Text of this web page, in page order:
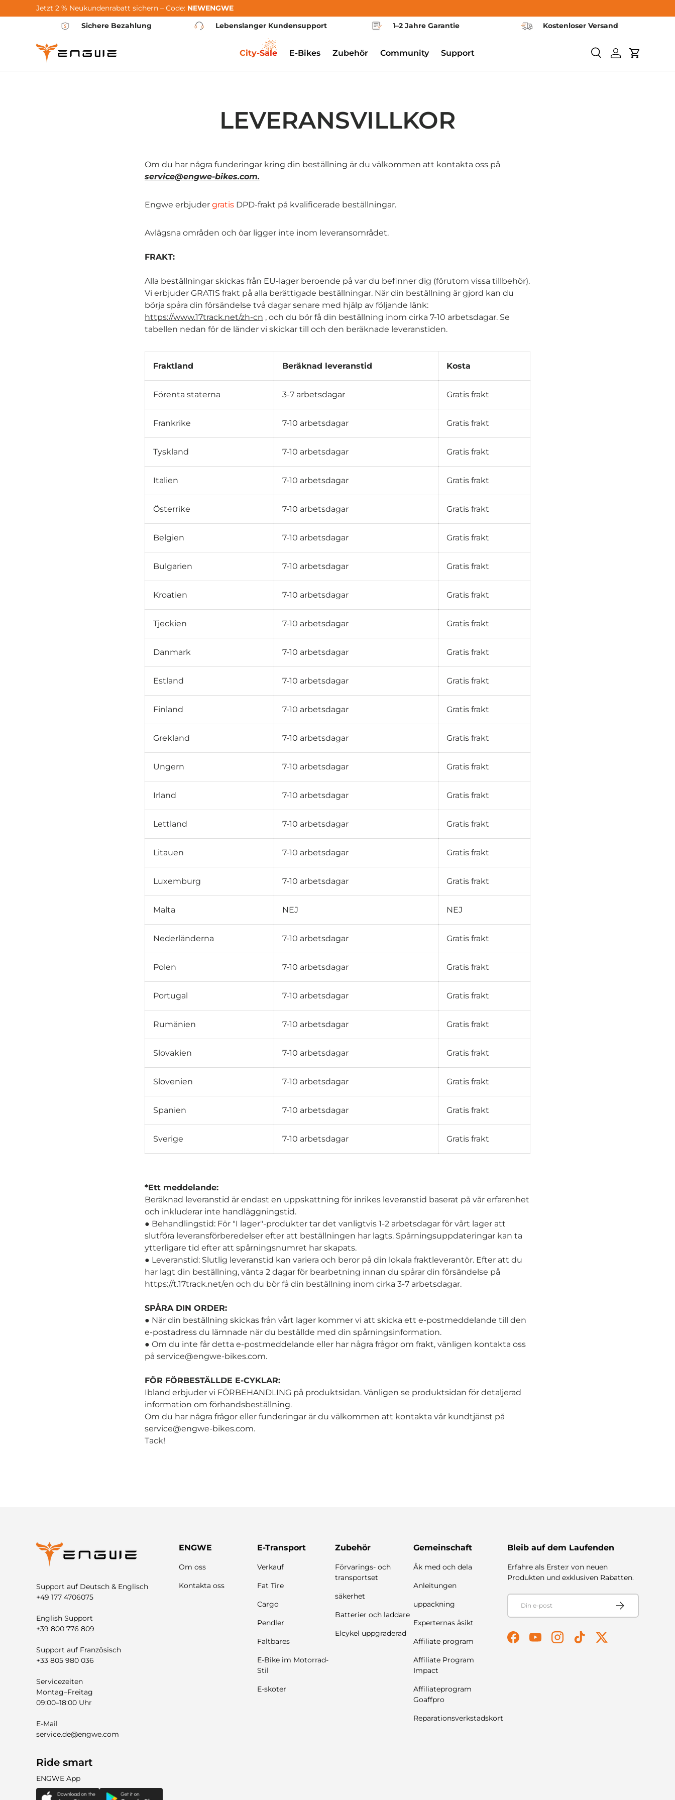
Hoppa till innehållet
Jetzt 2 % Neukundenrabatt sichern – Code: NEWENGWE
Sichere Bezahlung
Lebenslanger Kundensupport 1–2 Jahre Garantie Kostenloser Versand
SökaLogga in
Vagn
City-Sale E-Bikes Zubehör Community Support
LEVERANSVILLKOR
Om du har några funderingar kring din beställning är du välkommen att kontakta oss på
service@engwe-bikes.com.
Engwe erbjuder gratis DPD-frakt på kvalificerade beställningar.
Avlägsna områden och öar ligger inte inom leveransområdet.
FRAKT:
Alla beställningar skickas från EU-lager beroende på var du befinner dig (förutom vissa tillbehör).
Vi erbjuder GRATIS frakt på alla berättigade beställningar. När din beställning är gjord kan du
börja spåra din försändelse två dagar senare med hjälp av följande länk:
https://www.17track.net/zh-cn , och du bör få din beställning inom cirka 7-10 arbetsdagar. Se
tabellen nedan för de länder vi skickar till och den beräknade leveranstiden.
Fraktland Beräknad leveranstid Kosta
Förenta staterna 3-7 arbetsdagar Gratis frakt
Frankrike 7-10 arbetsdagar Gratis frakt
Tyskland 7-10 arbetsdagar Gratis frakt
Italien 7-10 arbetsdagar Gratis frakt
Österrike 7-10 arbetsdagar Gratis frakt
Belgien 7-10 arbetsdagar Gratis frakt
Bulgarien 7-10 arbetsdagar Gratis frakt
Kroatien 7-10 arbetsdagar Gratis frakt
Tjeckien 7-10 arbetsdagar Gratis frakt
Danmark 7-10 arbetsdagar Gratis frakt
Estland 7-10 arbetsdagar Gratis frakt
Finland 7-10 arbetsdagar Gratis frakt
Grekland 7-10 arbetsdagar Gratis frakt
Ungern 7-10 arbetsdagar Gratis frakt
Irland 7-10 arbetsdagar Gratis frakt
Lettland 7-10 arbetsdagar Gratis frakt
Litauen 7-10 arbetsdagar Gratis frakt
Luxemburg 7-10 arbetsdagar Gratis frakt
Malta NEJ NEJ
Nederländerna 7-10 arbetsdagar Gratis frakt
Polen 7-10 arbetsdagar Gratis frakt
Portugal 7-10 arbetsdagar Gratis frakt
Rumänien 7-10 arbetsdagar Gratis frakt
Slovakien 7-10 arbetsdagar Gratis frakt
Slovenien 7-10 arbetsdagar Gratis frakt
Spanien 7-10 arbetsdagar Gratis frakt
Sverige 7-10 arbetsdagar Gratis frakt
*Ett meddelande:
Beräknad leveranstid är endast en uppskattning för inrikes leveranstid baserat på vår erfarenhet
och inkluderar inte handläggningstid.
● Behandlingstid: För "I lager"-produkter tar det vanligtvis 1-2 arbetsdagar för vårt lager att
slutföra leveransförberedelser efter att beställningen har lagts. Spårningsuppdateringar kan ta
ytterligare tid efter att spårningsnumret har skapats.
● Leveranstid: Slutlig leveranstid kan variera och beror på din lokala fraktleverantör. Efter att du
har lagt din beställning, vänta 2 dagar för bearbetning innan du spårar din försändelse på
https://t.17track.net/en och du bör få din beställning inom cirka 3-7 arbetsdagar.
SPÅRA DIN ORDER:
● När din beställning skickas från vårt lager kommer vi att skicka ett e-postmeddelande till den
e-postadress du lämnade när du beställde med din spårningsinformation.
● Om du inte får detta e-postmeddelande eller har några frågor om frakt, vänligen kontakta oss
på service@engwe-bikes.com.
FÖR FÖRBESTÄLLDE E-CYKLAR:
Ibland erbjuder vi FÖRBEHANDLING på produktsidan. Vänligen se produktsidan för detaljerad
information om förhandsbeställning.
Om du har några frågor eller funderingar är du välkommen att kontakta vår kundtjänst på
service@engwe-bikes.com.
Tack!
Support auf Deutsch & Englisch
+49 177 4706075
English Support
+39 800 776 809
Support auf Französisch
+33 805 980 036
Servicezeiten
Montag–Freitag
09:00–18:00 Uhr
E-Mail
service.de@engwe.com
Ride smart
ENGWE App
ENGWE
Om oss
Kontakta oss
E-Transport
Verkauf
Fat Tire
Cargo
Pendler
Faltbares
E-Bike im Motorrad-
Stil
E-skoter
Zubehör
Förvarings- och
transportset
säkerhet
Batterier och laddare
Elcykel uppgraderad
Gemeinschaft
Åk med och dela
Anleitungen
uppackning
Experternas åsikt
Affiliate program
Affiliate Program
Impact
Affiliateprogram
Goaffpro
Reparationsverkstadskort
Bleib auf dem Laufenden
Erfahre als Erste:r von neuen
Produkten und exklusiven Rabatten.
E-post
Prenumerera
FacebookYouTubeInstagramTikTokTwitter